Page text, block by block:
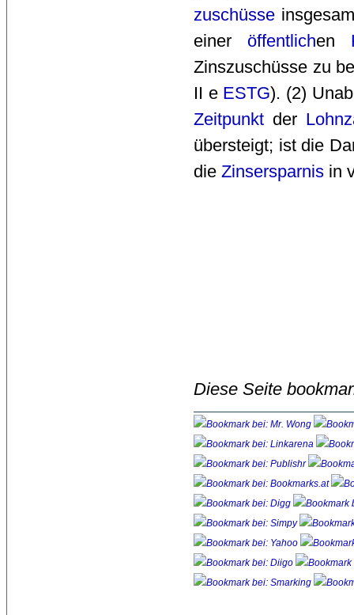
zuschüsse
einer öffentlichen
Zinszuschüsse zu
II e ESTG). (2)
Zeitpunkt der
übersteigt; ist die
die Zinsersparnis in
Diese Seite